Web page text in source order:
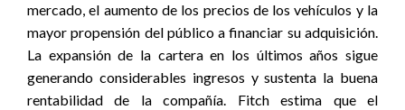
mercado, el aumento de los precios de los vehículos y la
mayor propensión del público a financiar su adquisición.
La expansión de la cartera en los últimos años sigue
generando considerables ingresos y sustenta la buena
rentabilidad de la compañía. Fitch estima que el